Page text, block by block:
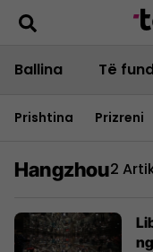
Ballina Të
Prishtina Prizreni
Hangzhou2